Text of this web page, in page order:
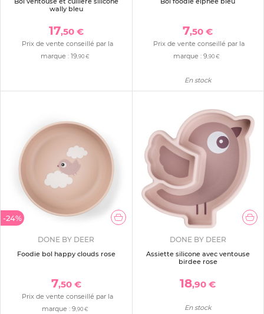
wally bleu
17,50 €
Prix de vente conseillé par la
marque : 19,90 €
7,50 €
Prix de vente conseillé par la
marque :9,90 €
En stock
-24%
DONE BY DEER
Foodie bol happy clouds rose
7,50 €
Prix de vente conseillé par la
marque : 9,90 €
DONE BY DEER
Assiette silicone avec ventouse
birdee rose
18,90 €
En stock